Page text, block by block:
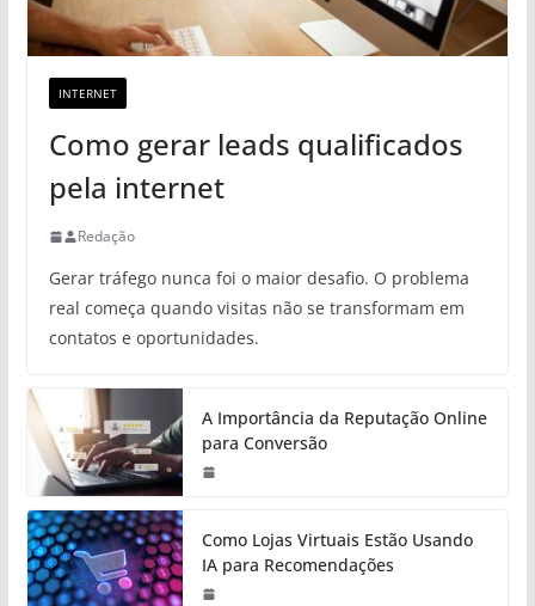
INTERNET
Como gerar leads qualificados
pela internet
Redação
Gerar tráfego nunca foi o maior desafio. O problema
real começa quando visitas não se transformam em
contatos e oportunidades.
A Importância da Reputação Online
para Conversão
Como Lojas Virtuais Estão Usando
IA para Recomendações